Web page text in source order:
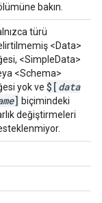
bakın.
türü
<Data>
<SimpleData>
<Schema>
yok ve $[ data
] biçimindeki
değiştirmeleri